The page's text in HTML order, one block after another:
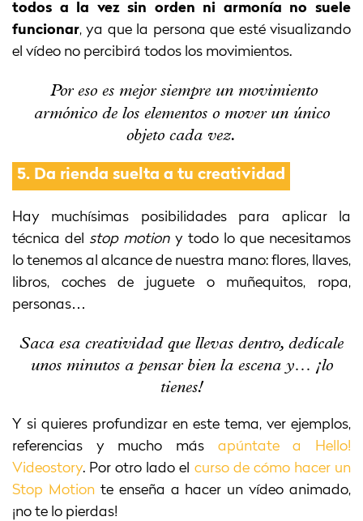
todos a la vez sin orden ni armonía no suele
funcionar, ya que la persona que esté visualizando
el vídeo no percibirá todos los movimientos.
Por eso es mejor siempre un movimiento
armónico de los elementos o mover un único
objeto cada vez.
5. Da rienda suelta a tu creatividad
Hay muchísimas posibilidades para aplicar la
técnica del stop motiony todo lo que necesitamos
lo tenemos al alcance de nuestra mano: flores, llaves,
libros, coches de juguete o muñequitos, ropa,
personas…
Saca esa creatividad que llevas dentro, dedícale
unos minutos a pensar bien la escena y… ¡lo
tienes!
Y si quieres profundizar en este tema, ver ejemplos,
referencias y mucho más apúntate a Hello!
Videostory. Por otro lado el curso de cómo hacer un
Stop Motionte enseña a hacer un vídeo animado,
¡no te lo pierdas!